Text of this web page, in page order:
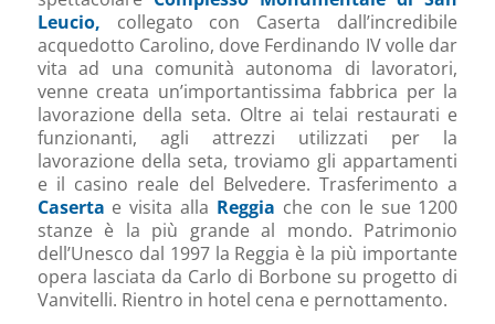
Leucio, collegato con Caserta dall’incredibile
acquedotto Carolino, dove Ferdinando IV volle dar
vita ad una comunità autonoma di lavoratori,
venne creata un’importantissima fabbrica per la
lavorazione della seta. Oltre ai telai restaurati e
funzionanti, agli attrezzi utilizzati per la
lavorazione della seta, troviamo gli appartamenti
e il casino reale del Belvedere. Trasferimento a
Caserta e visita alla Reggia che con le sue 1200
stanze è la più grande al mondo. Patrimonio
dell’Unesco dal 1997 la Reggia è la più importante
opera lasciata da Carlo di Borbone su progetto di
Vanvitelli. Rientro in hotel cena e pernottamento.